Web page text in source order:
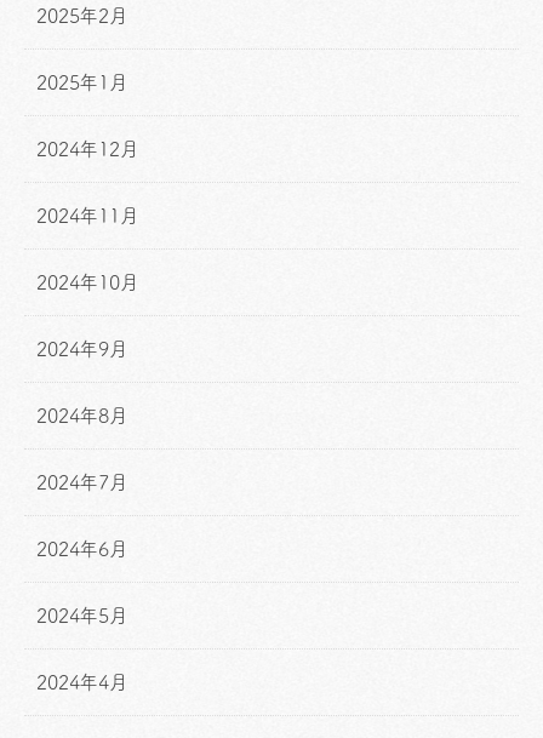
2025年2月
2025年1月
2024年12月
2024年11月
2024年10月
2024年9月
2024年8月
2024年7月
2024年6月
2024年5月
2024年4月